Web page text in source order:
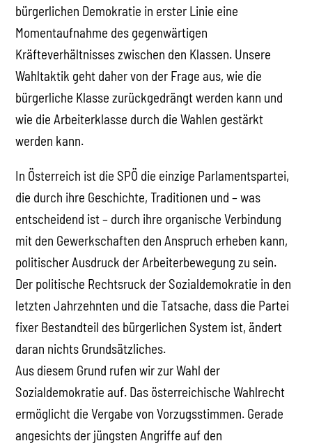
bürgerlichen Demokratie in erster Linie eine
Momentaufnahme des gegenwärtigen
Kräfteverhältnisses zwischen den Klassen. Unsere
Wahltaktik geht daher von der Frage aus, wie die
bürgerliche Klasse zurückgedrängt werden kann und
wie die Arbeiterklasse durch die Wahlen gestärkt
werden kann.
In Österreich ist die SPÖ die einzige Parlamentspartei,
die durch ihre Geschichte, Traditionen und – was
entscheidend ist – durch ihre organische Verbindung
mit den Gewerkschaften den Anspruch erheben kann,
politischer Ausdruck der Arbeiterbewegung zu sein.
Der politische Rechtsruck der Sozialdemokratie in den
letzten Jahrzehnten und die Tatsache, dass die Partei
fixer Bestandteil des bürgerlichen System ist, ändert
daran nichts Grundsätzliches.
Aus diesem Grund rufen wir zur Wahl der
Sozialdemokratie auf. Das österreichische Wahlrecht
ermöglicht die Vergabe von Vorzugsstimmen. Gerade
angesichts der jüngsten Angriffe auf den